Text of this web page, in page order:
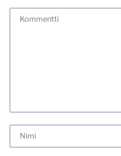
meiliosoitteen. Minua ja